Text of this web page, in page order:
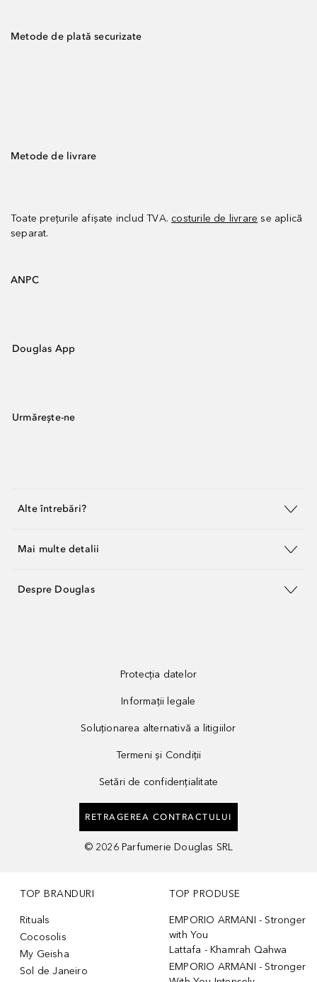
Metode de plată securizate
Metode de livrare
Toate prețurile afișate includ TVA. costurile de livrare se aplică
separat.
ANPC
Douglas App
Urmărește-ne
Alte întrebări?
Mai multe detalii
Despre Douglas
Protecția datelor
Informații legale
Soluționarea alternativă a litigiilor
Termeni și Condiții
Setări de confidențialitate
RETRAGEREA CONTRACTULUI
© 2026 Parfumerie Douglas SRL
TOP BRANDURI
Rituals
Cocosolis
My Geisha
Sol de Janeiro
TOP PRODUSE
EMPORIO ARMANI - Stronger
with You
Lattafa - Khamrah Qahwa
EMPORIO ARMANI - Stronger